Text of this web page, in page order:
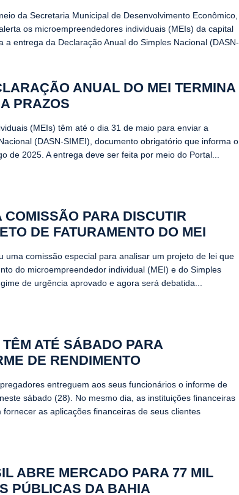
da Secretaria Municipal de Desenvolvimento Econômico,
os microempreendedores individuais (MEIs) da capital
a entrega da Declaração Anual do Simples Nacional (DASN-
ANUAL DO MEI TERMINA
PRAZOS
(MEIs) têm até o dia 31 de maio para enviar a
(DASN-SIMEI), documento obrigatório que informa o
de 2025. A entrega deve ser feita por meio do Portal...
PARA DISCUTIR
DE FATURAMENTO DO MEI
uma comissão especial para analisar um projeto de lei que
do microempreendedor individual (MEI) e do Simples
de urgência aprovado e agora será debatida...
ATÉ SÁBADO PARA
DE RENDIMENTO
entreguem aos seus funcionários o informe de
sábado (28). No mesmo dia, as instituições financeiras
as aplicações financeiras de seus clientes
ABRE MERCADO PARA 77 MIL
PÚBLICAS DA BAHIA